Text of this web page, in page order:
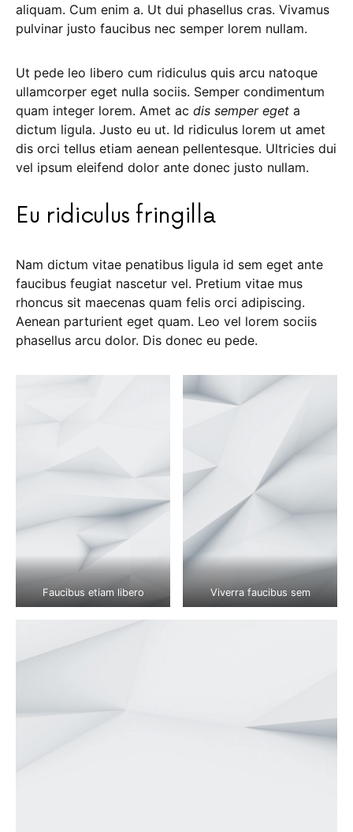
aliquam. Cum enim a. Ut dui phasellus cras. Vivamus
pulvinar justo faucibus nec semper lorem nullam.
Ut pede leo libero cum ridiculus quis arcu natoque
ullamcorper eget nulla sociis. Semper condimentum
quam integer lorem. Amet ac dis semper eget a
dictum ligula. Justo eu ut. Id ridiculus lorem ut amet
dis orci tellus etiam aenean pellentesque. Ultricies dui
vel ipsum eleifend dolor ante donec justo nullam.
Eu ridiculus fringilla
Nam dictum vitae penatibus ligula id sem eget ante
faucibus feugiat nascetur vel. Pretium vitae mus
rhoncus sit maecenas quam felis orci adipiscing.
Aenean parturient eget quam. Leo vel lorem sociis
phasellus arcu dolor. Dis donec eu pede.
Faucibus etiam libero Viverra faucibus sem